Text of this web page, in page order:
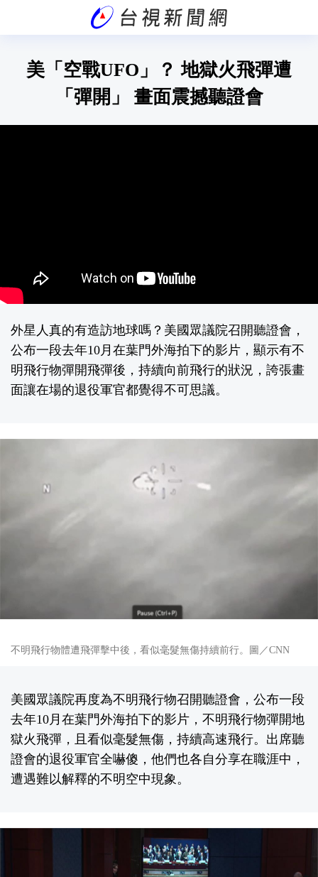
美「空戰UFO」？ 地獄火飛彈遭
「彈開」 畫面震撼聽證會
外星人真的有造訪地球嗎？美國眾議院召開聽證會，
公布一段去年10月在葉門外海拍下的影片，顯示有不
明飛行物彈開飛彈後，持續向前飛行的狀況，誇張畫
面讓在場的退役軍官都覺得不可思議。
不明飛行物體遭飛彈擊中後，看似毫髮無傷持續前行。圖／CNN
美國眾議院再度為不明飛行物召開聽證會，公布一段
去年10月在葉門外海拍下的影片，不明飛行物彈開地
獄火飛彈，且看似毫髮無傷，持續高速飛行。出席聽
證會的退役軍官全嚇傻，他們也各自分享在職涯中，
遭遇難以解釋的不明空中現象。